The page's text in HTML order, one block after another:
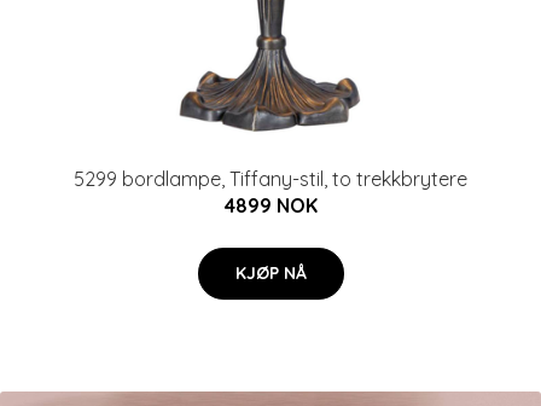
5299 bordlampe, Tiffany-stil, to trekkbrytere
4899 NOK
KJØP NÅ